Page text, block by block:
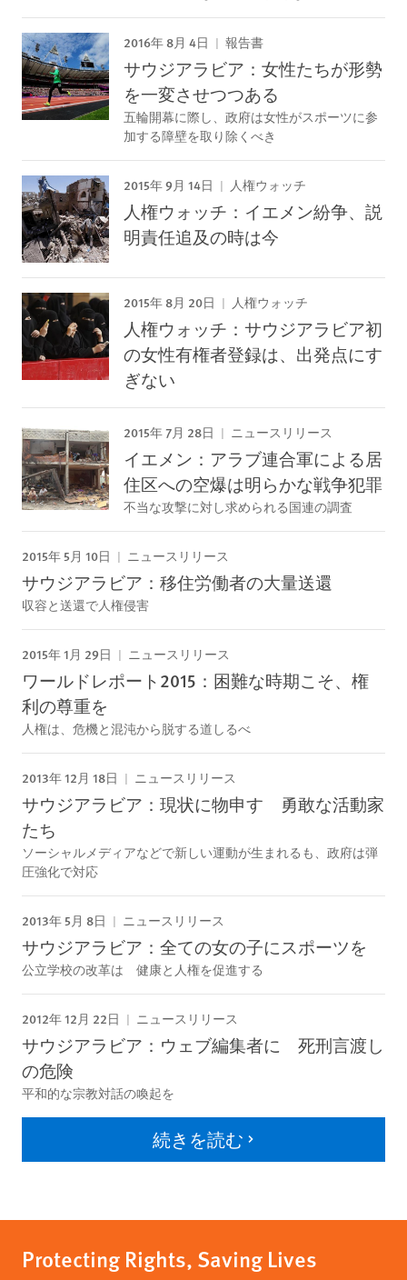
2016年 8月 4日 報告書
サウジアラビア：女性たちが形勢
を一変させつつある
五輪開幕に際し、政府は女性がスポーツに参
加する障壁を取り除くべき
2015年 9月 14日 人権ウォッチ
人権ウォッチ：イエメン紛争、説
明責任追及の時は今
2015年 8月 20日 人権ウォッチ
人権ウォッチ：サウジアラビア初
の女性有権者登録は、出発点にす
ぎない
2015年 7月 28日 ニュースリリース
イエメン：アラブ連合軍による居
住区への空爆は明らかな戦争犯罪
不当な攻撃に対し求められる国連の調査
2015年 5月 10日 ニュースリリース
サウジアラビア：移住労働者の大量送還
収容と送還で人権侵害
2015年 1月 29日 ニュースリリース
ワールドレポート2015：困難な時期こそ、権
利の尊重を
人権は、危機と混沌から脱する道しるべ
2013年 12月 18日 ニュースリリース
サウジアラビア：現状に物申す 勇敢な活動家
たち
ソーシャルメディアなどで新しい運動が生まれるも、政府は弾
圧強化で対応
2013年 5月 8日 ニュースリリース
サウジアラビア：全ての女の子にスポーツを
公立学校の改革は 健康と人権を促進する
2012年 12月 22日 ニュースリリース
サウジアラビア：ウェブ編集者に 死刑言渡し
の危険
平和的な宗教対話の喚起を
続きを読む
Protecting Rights, Saving Lives